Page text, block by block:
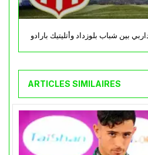
بين شباب بلوزداد وأتليتيك بارادو
ARTICLES SIMILAIRES